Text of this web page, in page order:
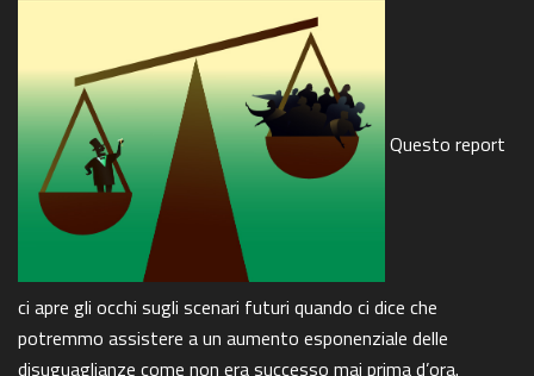
Questo report
ci apre gli occhi sugli scenari futuri quando ci dice che
potremmo assistere a un aumento esponenziale delle
disuguaglianze come non era successo mai prima d’ora.